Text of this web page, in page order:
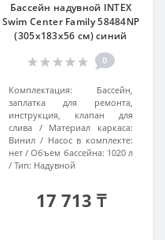
Бассейн надувной INTEX
Swim Center Family 58484NP
(305x183х56 см) синий
0
Комплектация:
Бассейн,
заплатка для ремонта,
инструкция, клапан для
слива
Материал каркаса:
Винил
Насос в комплекте:
нет
Объем бассейна: 1020 л
Тип: Надувной
17 713 ₸